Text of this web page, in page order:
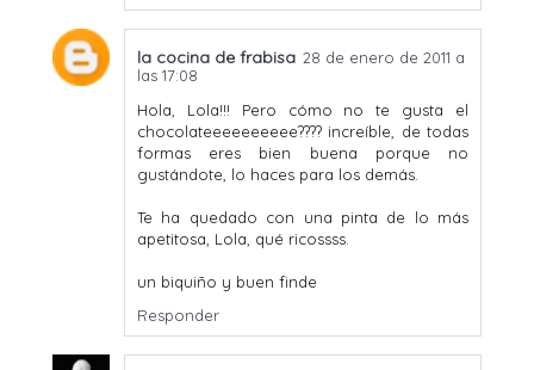
la cocina de frabisa 28 de enero de 2011 a
las 17:08
Hola, Lola!!! Pero cómo no te gusta el
chocolateeeeeeeeee???? increíble, de todas
formas eres bien buena porque no
gustándote, lo haces para los demás.
Te ha quedado con una pinta de lo más
apetitosa, Lola, qué ricossss.
un biquiño y buen finde
Responder